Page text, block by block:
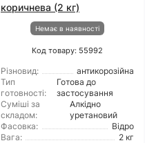
коричнева (2 кг)
Немає в наявності
Код товару: 55992
Різновид:
антикорозійна
Тип
готовності:
Готова до
застосування
Суміші за
складом:
Алкідно
уретановий
Фасовка:
Відро
Вага:
2 кг